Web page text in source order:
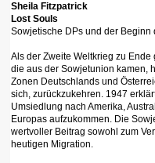
Sheila Fitzpatrick
Lost Souls
Sowjetische DPs und der Beginn
Als der Zweite Weltkrieg zu
die aus der Sowjetunion kamen,
Zonen Deutschlands und
sich, zurückzukehren. 1947
Umsiedlung nach Amerika,
Europas aufzukommen. Die
wertvoller Beitrag sowohl zum
heutigen Migration.